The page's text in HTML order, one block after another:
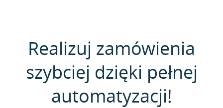
Realizuj zamówienia
szybciej dzięki pełnej
automatyzacji!